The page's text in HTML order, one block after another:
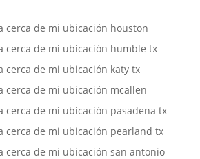
cerca de mi ubicación houston
cerca de mi ubicación humble tx
cerca de mi ubicación katy tx
cerca de mi ubicación mcallen
cerca de mi ubicación pasadena tx
cerca de mi ubicación pearland tx
cerca de mi ubicación san antonio